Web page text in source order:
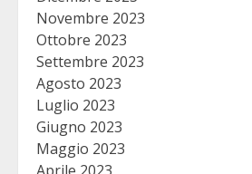
Novembre 2023
Ottobre 2023
Settembre 2023
Agosto 2023
Luglio 2023
Giugno 2023
Maggio 2023